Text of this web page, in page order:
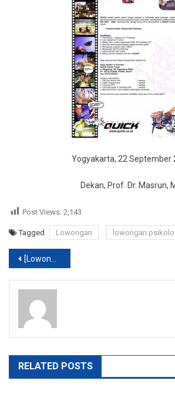
Yogyakarta, 22 September
Dekan, Prof. Dr. Masrun,
Post Views: 2,143
Tagged Lowongan lowongan
Post
navigation
[Lowongan] CPNS Departemen Luar Negeri
RELATED POSTS